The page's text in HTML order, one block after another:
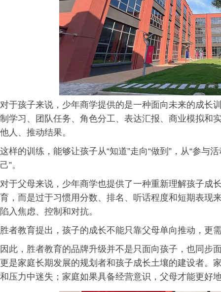
对于孩子来说，少年商学提供的是一种面向未来的成长
制学习、团队任务、角色分工、表达汇报、商业模拟和
他人、推动结果。
这样的训练，能够让孩子从“知道”走向“做到”，从“参与
己”。
对于父母来说，少年商学也提供了一种重新理解孩子成
育，而是过于习惯用分数、排名、听话程度和短期表现
陷入焦虑、控制和对抗。
胜者教育提出，孩子的成长不能只靠父母单向推动，更
因此，胜者教育的品牌升级并不是只面向孩子，也同步
更是家庭长期发展的规划者和孩子成长土壤的建设者。
和压力中迷失；家庭如果具备经营意识，父母才能更好